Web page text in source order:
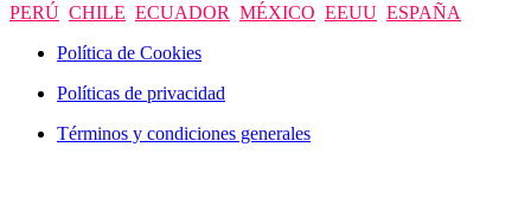
PERÚ CHILE ECUADOR MÉXICO EEUU ESPAÑA
Política de Cookies
Políticas de privacidad
Términos y condiciones generales